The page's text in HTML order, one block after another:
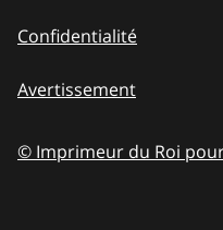
Confidentialité
Avertissement
© Imprimeur du Roi